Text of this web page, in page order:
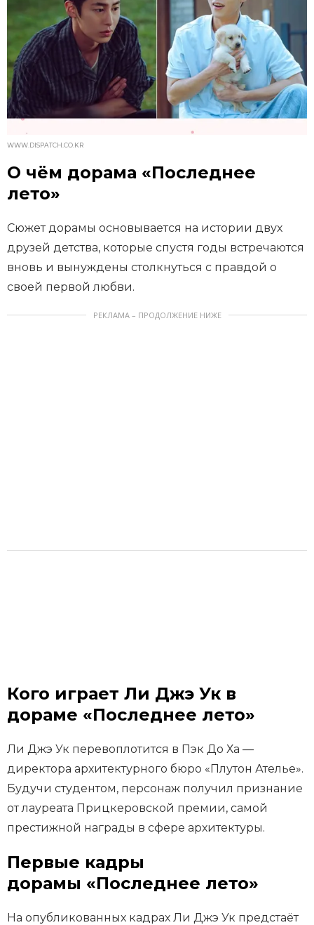
WWW.DISPATCH.CO.KR
О чём дорама «Последнее
лето»
Сюжет дорамы основывается на истории двух
друзей детства, которые спустя годы встречаются
вновь и вынуждены столкнуться с правдой о
своей первой любви.
РЕКЛАМА – ПРОДОЛЖЕНИЕ НИЖЕ
Кого играет Ли Джэ Ук в
дораме «Последнее лето»
Ли Джэ Ук перевоплотится в Пэк До Ха —
директора архитектурного бюро «Плутон Ателье».
Будучи студентом, персонаж получил признание
от лауреата Прицкеровской премии, самой
престижной награды в сфере архитектуры.
Первые кадры
дорамы «Последнее лето»
На опубликованных кадрах Ли Джэ Ук предстаёт